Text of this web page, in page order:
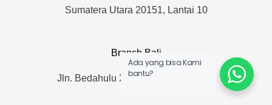
Sumatera Utara 20151, Lantai 10
Branch Bali
Jln. Bedahulu XVII. No. 12 Denpasar
Ada yang bisa Kami
bantu?